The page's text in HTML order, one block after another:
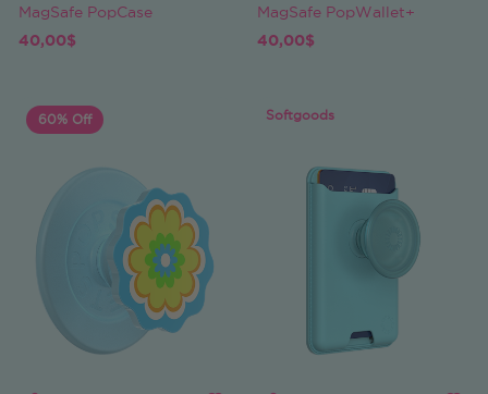
MagSafe PopCase
40,00$
MagSafe PopWallet+
40,00$
60% Off Softgoods